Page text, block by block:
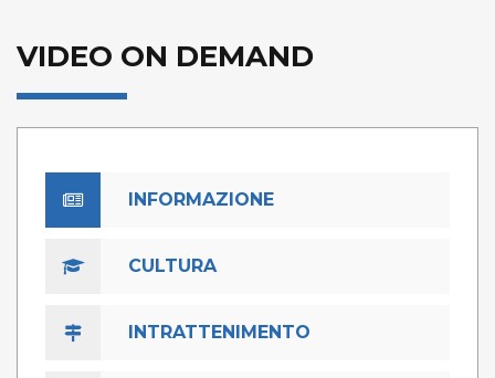
VIDEO ON DEMAND
INFORMAZIONE
CULTURA
INTRATTENIMENTO